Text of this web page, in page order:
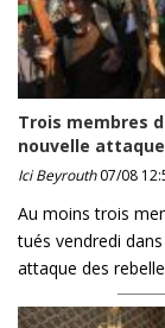
Trois membres
nouvelle
Ici Beyrouth07/08
Au moins trois
tués vendredi
attaque des